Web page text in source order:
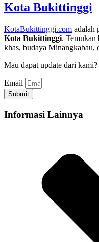
Kota Bukittinggi
KotaBukittinggi.com adalah
Kota Bukittinggi. Temukan
khas, budaya Minangkabau,
Mau dapat update dari
Email
Submit
Informasi Lainnya